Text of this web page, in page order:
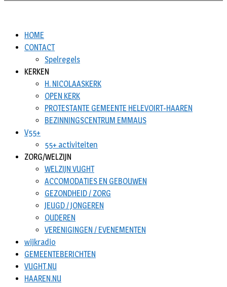
HOME
CONTACT
Spelregels
KERKEN
H. NICOLAASKERK
OPEN KERK
PROTESTANTE GEMEENTE HELEVOIRT-HAAREN
BEZINNINGSCENTRUM EMMAUS
V55+
55+ activiteiten
ZORG/WELZIJN
WELZIJN VUGHT
ACCOMODATIES EN GEBOUWEN
GEZONDHEID / ZORG
JEUGD / JONGEREN
OUDEREN
VERENIGINGEN / EVENEMENTEN
wijkradio
GEMEENTEBERICHTEN
VUGHT.NU
HAAREN.NU